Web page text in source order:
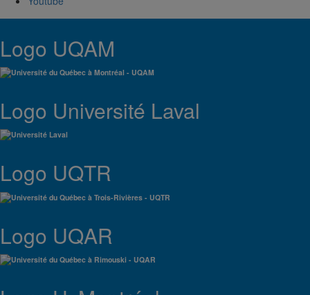
Logo UQAM
Logo Université Laval
Logo UQTR
Logo UQAR